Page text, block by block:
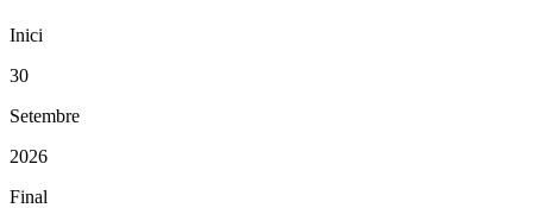
Inici
30
Setembre
2026
Final